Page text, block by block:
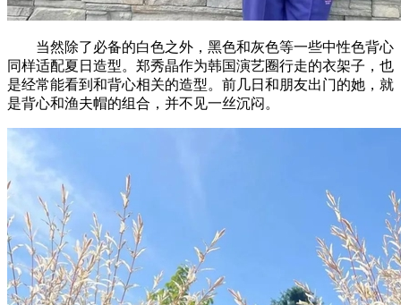
当然除了必备的白色之外，黑色和灰色等一些中性色背心
同样适配夏日造型。郑秀晶作为韩国演艺圈行走的衣架子，也
是经常能看到和背心相关的造型。前几日和朋友出门的她，就
是背心和渔夫帽的组合，并不见一丝沉闷。